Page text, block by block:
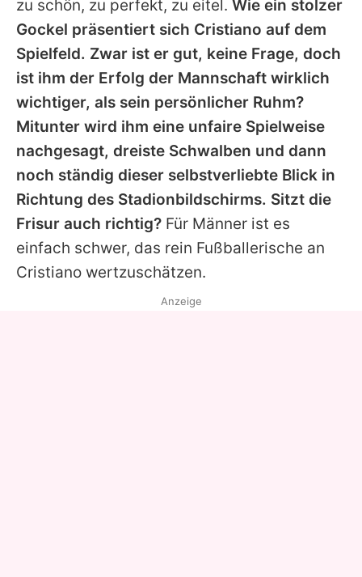
zu schön, zu perfekt, zu eitel. Wie ein stolzer
Gockel präsentiert sich Cristiano auf dem
Spielfeld. Zwar ist er gut, keine Frage, doch
ist ihm der Erfolg der Mannschaft wirklich
wichtiger, als sein persönlicher Ruhm?
Mitunter wird ihm eine unfaire Spielweise
nachgesagt, dreiste Schwalben und dann
noch ständig dieser selbstverliebte Blick in
Richtung des Stadionbildschirms. Sitzt die
Frisur auch richtig? Für Männer ist es
einfach schwer, das rein Fußballerische an
Cristiano wertzuschätzen.
Anzeige